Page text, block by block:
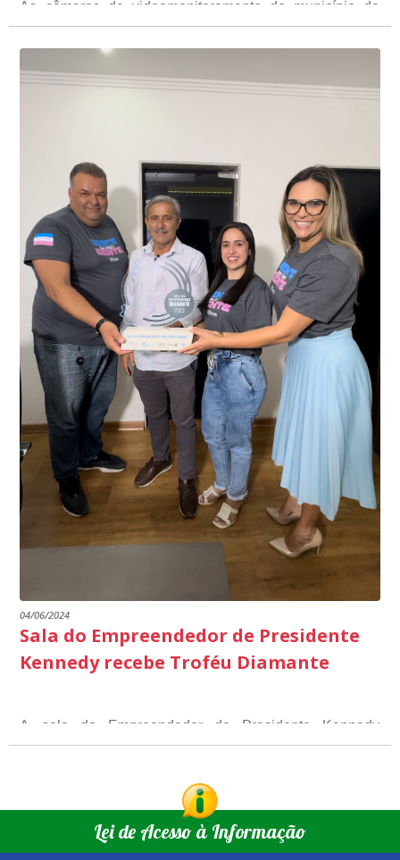
As câmeras de videomonitoramento do município de
Presidente Kennedy identificaram neste fim de semana,
01 de junho, uma motocicleta com indícios de
adulteração, imediatamente, a central de
videomonitoramento acionou a Guarda Civil Municipal,
Durante a abordagem a adulteração foi comprovada,
através da conferência do Chassi, a motocicleta, bem
conta do sistema de videomonitoramento instalado
recentemente em todo o município de Presidente
Kennedy, o sistema é integrado com outros municípios
do país, sendo possível a identificação de veículos por
meio do cruzamento de informações, nesse caso
específico, com dados de uma cidade do Estado do Rio
de Janeiro.
“Mais de 100 câmeras foram instaladas na sede e no
interior de Presidente Kennedy, garantindo mais
segurança à população, seja nas ruas, no comércio, os
produtores agropecuários. Estamos no rumo certo,
parabéns a todos os servidores que contribuem para a
segurança da nossa cidade”, destaca o prefeito Dorlei
Fontão.
04/06/2024
Sala do Empreendedor de Presidente
Kennedy recebe Troféu Diamante
A sala do Empreendedor de Presidente Kennedy
recebeu o Selo Sebrae de Referência em atendimento, o
atesta a qualidade dos serviços prestados aos
empreendedores locais.
O Selo Sebrae nasceu inspirado nos casos de sucesso,
que merecem o reconhecimento nacional, que se
tornaram referência, nas melhorias da gestão, e na
qualidade dos atendimentos prestados nesses espaços.
Lei de Acesso à Informação